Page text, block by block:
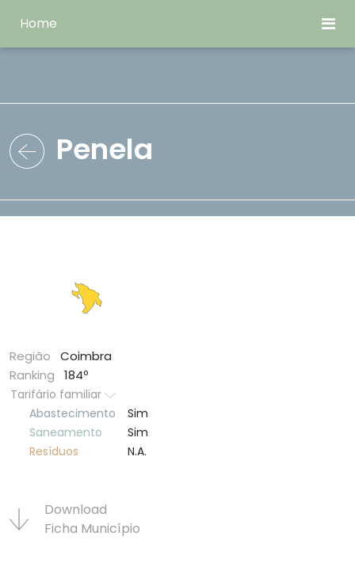
Home
Penela
Região
Coimbra
Ranking
184º
Tarifário familiar
Abastecimento
Sim
Saneamento
Sim
Resí­duos
N.A.
Download
Ficha Municí­pio